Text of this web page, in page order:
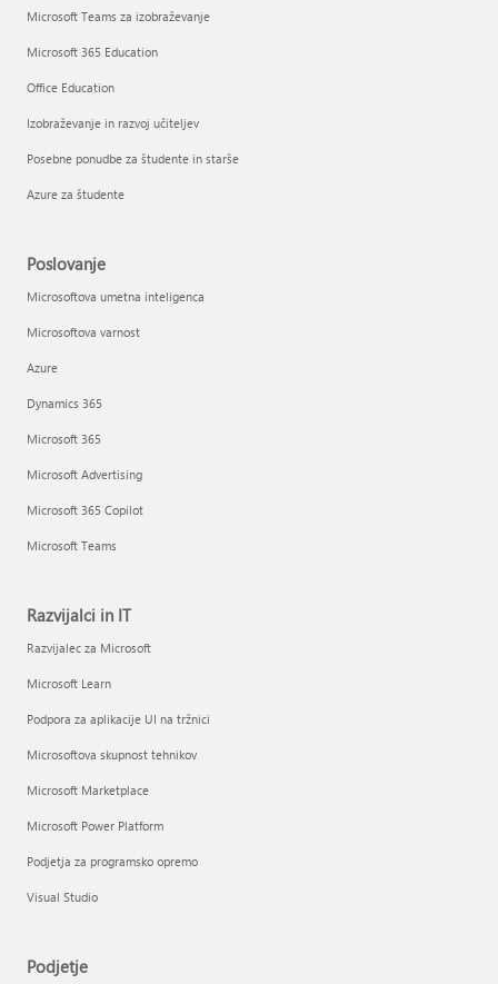
Microsoft Teams za izobraževanje
Microsoft 365 Education
Office Education
Izobraževanje in razvoj učiteljev
Posebne ponudbe za študente in starše
Azure za študente
Poslovanje
Microsoftova umetna inteligenca
Microsoftova varnost
Azure
Dynamics 365
Microsoft 365
Microsoft Advertising
Microsoft 365 Copilot
Microsoft Teams
Razvijalci in IT
Razvijalec za Microsoft
Microsoft Learn
Podpora za aplikacije UI na tržnici
Microsoftova skupnost tehnikov
Microsoft Marketplace
Microsoft Power Platform
Podjetja za programsko opremo
Visual Studio
Podjetje